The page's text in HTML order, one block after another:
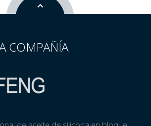
COMPAÑÍA